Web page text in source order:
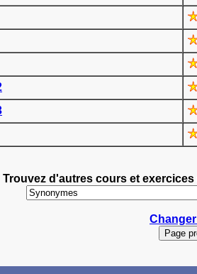
Trouvez d'autres cours et